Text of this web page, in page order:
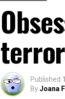
terror
Published
ByJoana